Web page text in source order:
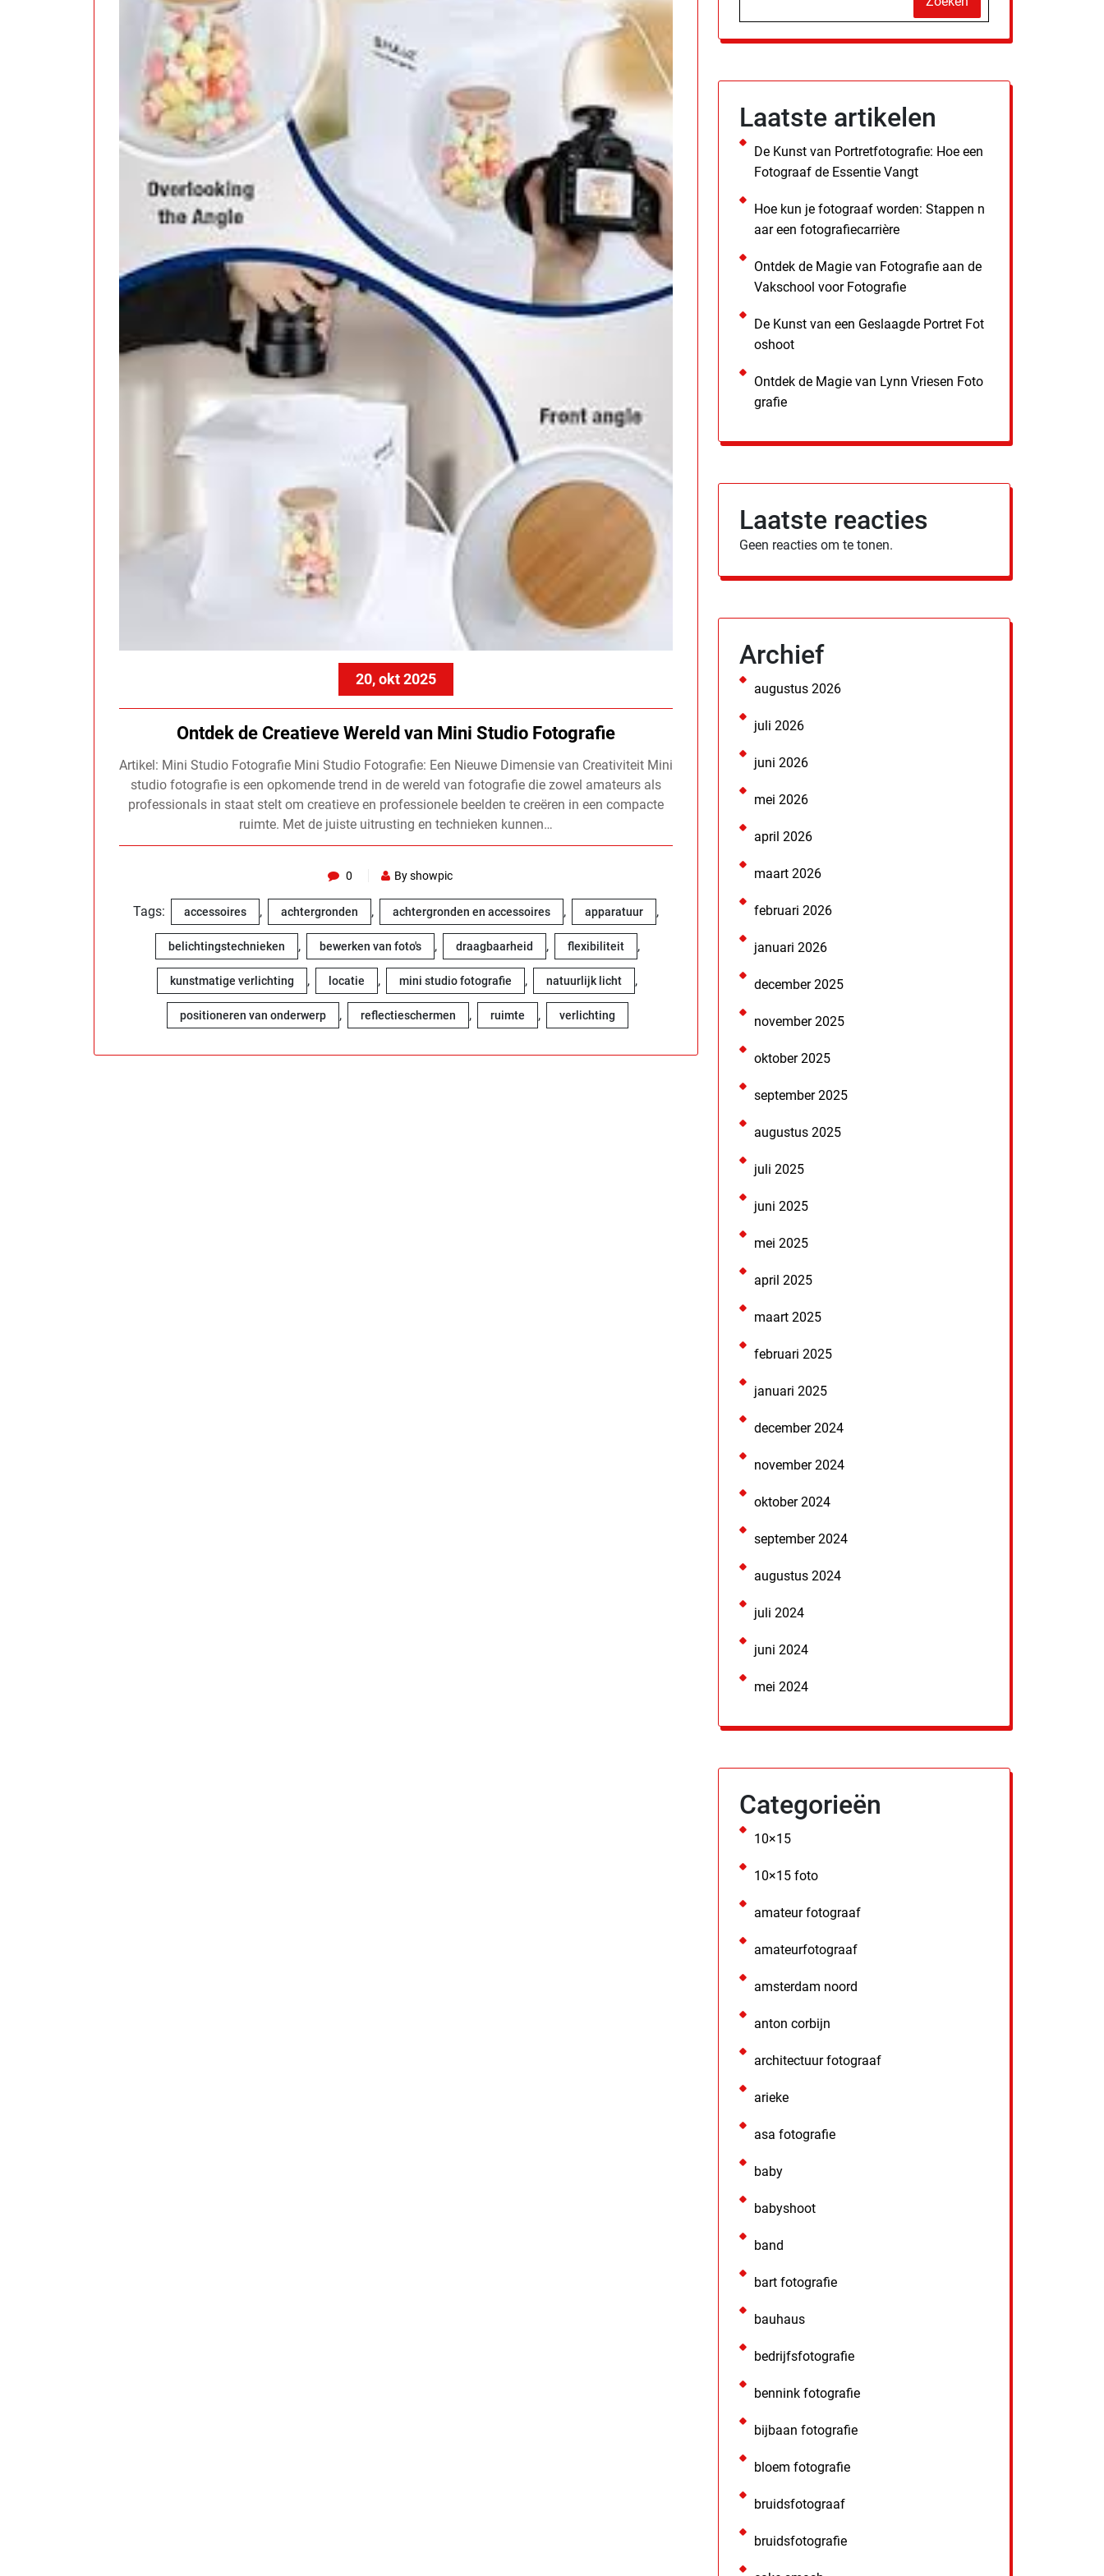
20, okt 2025
Ontdek de Creatieve Wereld van Mini Studio Fotografie
Artikel: Mini Studio Fotografie Mini Studio Fotografie: Een Nieuwe Dimensie van Creativiteit Mini
studio fotografie is een opkomende trend in de wereld van fotografie die zowel amateurs als
professionals in staat stelt om creatieve en professionele beelden te creëren in een compacte
ruimte. Met de juiste uitrusting en technieken kunnen…
0 By showpic
Tags: accessoires , achtergronden , achtergronden en accessoires , apparatuur ,
belichtingstechnieken , bewerken van foto's , draagbaarheid , flexibiliteit ,
kunstmatige verlichting , locatie , mini studio fotografie , natuurlijk licht ,
positioneren van onderwerp , reflectieschermen , ruimte , verlichting
Laatste artikelen
De Kunst van Portretfotografie: Hoe een
Fotograaf de Essentie Vangt
Hoe kun je fotograaf worden: Stappen n
aar een fotografiecarrière
Ontdek de Magie van Fotografie aan de
Vakschool voor Fotografie
De Kunst van een Geslaagde Portret Fot
oshoot
Ontdek de Magie van Lynn Vriesen Foto
grafie
Laatste reacties
Geen reacties om te tonen.
Archief
augustus 2026
juli 2026
juni 2026
mei 2026
april 2026
maart 2026
februari 2026
januari 2026
december 2025
november 2025
oktober 2025
september 2025
augustus 2025
juli 2025
juni 2025
mei 2025
april 2025
maart 2025
februari 2025
januari 2025
december 2024
november 2024
oktober 2024
september 2024
augustus 2024
juli 2024
juni 2024
mei 2024
Categorieën
10×15
10×15 foto
amateur fotograaf
amateurfotograaf
amsterdam noord
anton corbijn
architectuur fotograaf
arieke
asa fotografie
baby
babyshoot
band
bart fotografie
bauhaus
bedrijfsfotografie
bennink fotografie
bijbaan fotografie
bloem fotografie
bruidsfotograaf
bruidsfotografie